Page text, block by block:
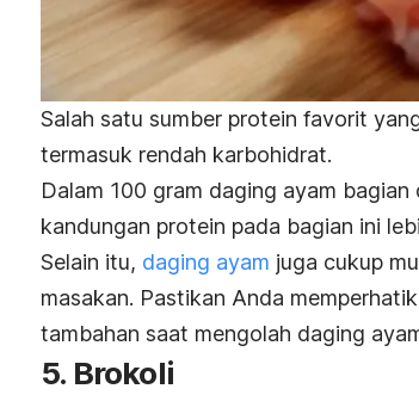
Salah satu sumber protein favorit
termasuk rendah karbohidrat.
Dalam 100 gram daging ayam
kandungan protein pada bagian ini
Selain itu, daging ayam juga cukup
masakan. Pastikan Anda
tambahan saat mengolah daging
5. Brokoli